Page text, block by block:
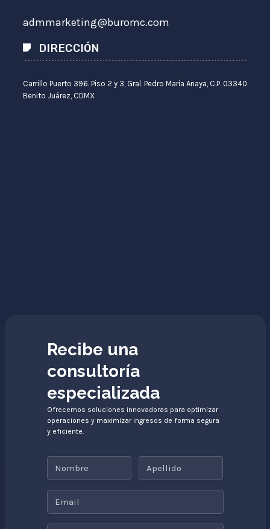
admmarketing@buromc.com
DIRECCIÓN
Carrillo Puerto 396. Piso 2 y 3, Gral. Pedro María Anaya, C.P. 03340
Benito Juárez, CDMX
Recibe una
consultoría
especializada
Ofrecemos soluciones innovadoras para optimizar
operaciones y maximizar ingresos de forma segura
y eficiente.